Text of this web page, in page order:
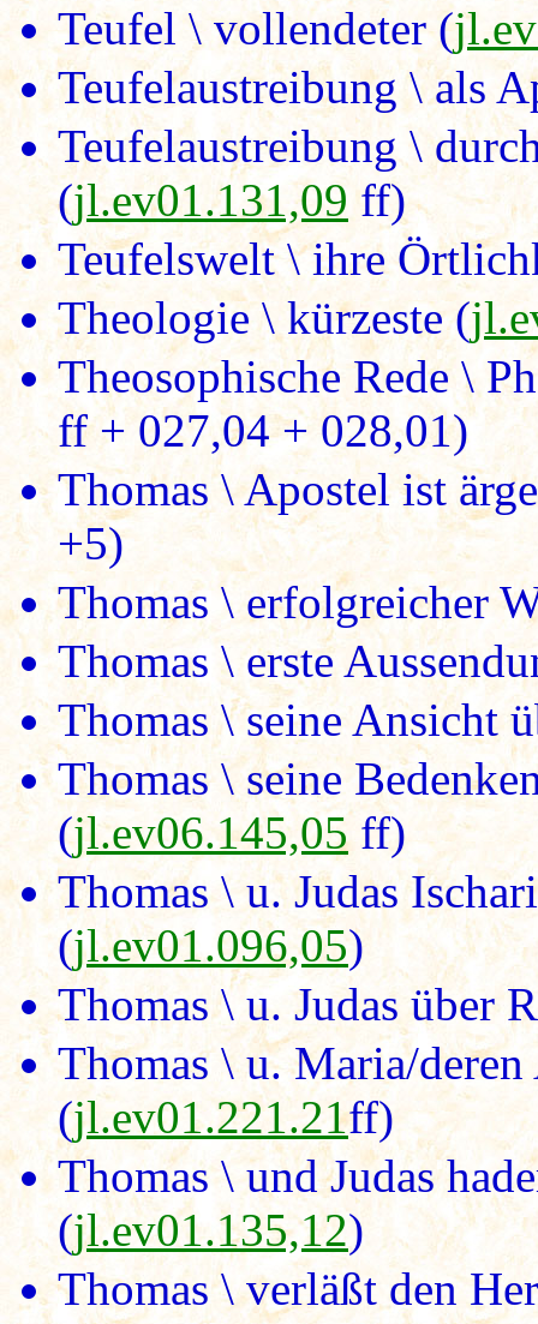
Teufel \ vollendeter (
Teufelaustreibung \ als
Teufelaustreibung \
(jl.ev01.131,09 ff)
Teufelswelt \ ihre
Theologie \ kürzeste (
Theosophische Rede \
ff + 027,04 + 028,01)
Thomas \ Apostel ist
+5)
Thomas \ erfolgreicher
Thomas \ erste
Thomas \ seine Ansicht
Thomas \ seine
(jl.ev06.145,05ff)
Thomas \ u. Judas
(jl.ev01.096,05)
Thomas \ u. Judas über
Thomas \ u. Maria/deren
(jl.ev01.221.21ff)
Thomas \ und Judas
(jl.ev01.135,12)
Thomas \ verläßt den